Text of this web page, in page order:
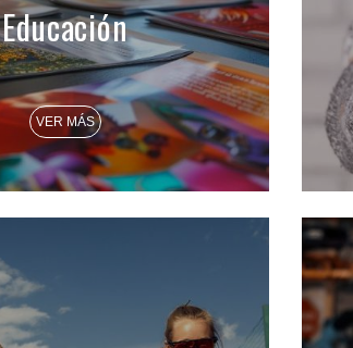
Educación
VER MÁS